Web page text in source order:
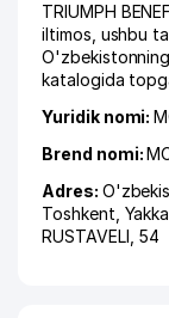
TRIUMPH
iltimos, ushbu
katalogida
Yuridik nomi:
Brend nomi:
Adres:
Toshkent
RUSTAVELI , 54